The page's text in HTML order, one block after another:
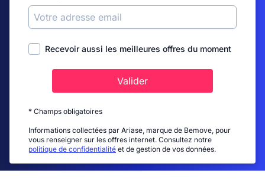
Recevoir aussi les meilleures offres du moment
Valider
* Champs obligatoires
Informations collectées par Ariase, marque de Bemove, pour
vous renseigner sur les offres internet. Consultez notre
politique de confidentialité et de gestion de vos données.